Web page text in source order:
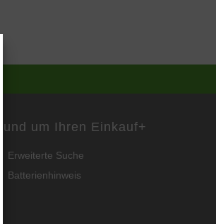
Rund um Ihren Einkauf+
Erweiterte Suche
Batterienhinweis